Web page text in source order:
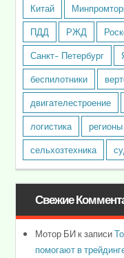
Китай
ПДД
РЖД
Санкт- Петербург
беспилотники
двигателестроение
логистика
регионы
сельхозтехника
Свежие
Мотор БИк записи
помогают в